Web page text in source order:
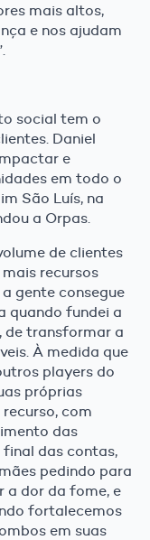
mais altos,
e nos ajudam
social tem o
Daniel
e
em todo o
São Luís, na
a Orpas.
de clientes
recursos
gente consegue
quando fundei a
de transformar a
À medida que
players do
próprias
com
das
final das contas,
pedindo para
a dor da fome, e
fortalecemos
em suas